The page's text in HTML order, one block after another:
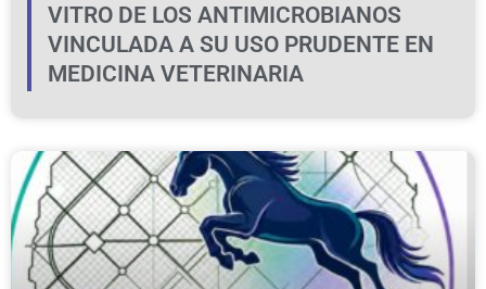
VITRO DE LOS ANTIMICROBIANOS
VINCULADA A SU USO PRUDENTE EN
MEDICINA VETERINARIA